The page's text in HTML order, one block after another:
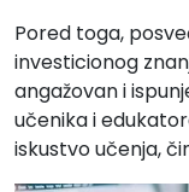
Pored toga,
investicionog
angažovan i
učenika i
iskustvo učenja,